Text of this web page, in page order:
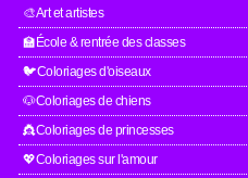
🎨Art et artistes
🏫École & rentrée des classes
🐦Coloriages d'oiseaux
🐶Coloriages de chiens
👸Coloriages de princesses
💖Coloriages sur l'amour